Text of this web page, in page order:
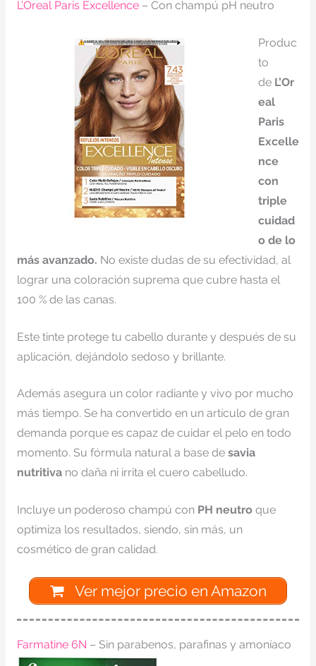
L’Oreal Paris Excellence– Con champú pH neutro
Produc
to
de L’Or
eal
Paris
Excelle
nce
con
triple
cuidad
o de lo
más avanzado. No existe dudas de su efectividad, al
lograr una coloración suprema que cubre hasta el
100 % de las canas.
Este tinte protege tu cabello durante y después de su
aplicación, dejándolo sedoso y brillante.
Además asegura un color radiante y vivo por mucho
más tiempo. Se ha convertido en un artículo de gran
demanda porque es capaz de cuidar el pelo en todo
momento. Su fórmula natural a base de savia
nutritiva no daña ni irrita el cuero cabelludo.
Incluye un poderoso champú con PH neutro que
optimiza los resultados, siendo, sin más, un
cosmético de gran calidad.
Ver mejor precio en Amazon
Farmatine 6N – Sin parabenos, parafinas y amoníaco